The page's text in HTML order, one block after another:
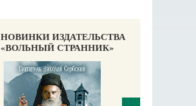
НОВИНКИ ИЗДАТЕЛЬСТВА
«ВОЛЬНЫЙ СТРАННИК»